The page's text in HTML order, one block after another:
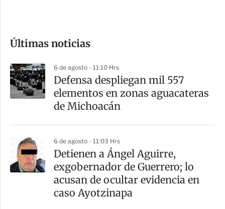
m
a
r
t
Últimas noticias
6 de agosto - 11:10 Hrs
Defensa despliegan mil 557
elementos en zonas aguacateras
de Michoacán
6 de agosto - 11:03 Hrs
Detienen a Ángel Aguirre,
exgobernador de Guerrero; lo
acusan de ocultar evidencia en
caso Ayotzinapa